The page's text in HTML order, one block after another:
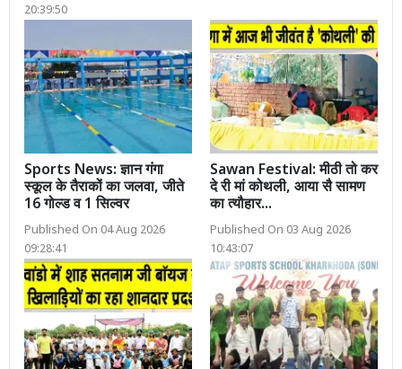
20:39:50
Sports News: ज्ञान गंगा
स्कूल के तैराकों का जलवा, जीते
16 गोल्ड व 1 सिल्वर
Published On 04 Aug 2026
09:28:41
Sawan Festival: मीठी तो कर
दे री मां कोथली, आया सै सामण
का त्यौहार...
Published On 03 Aug 2026
10:43:07